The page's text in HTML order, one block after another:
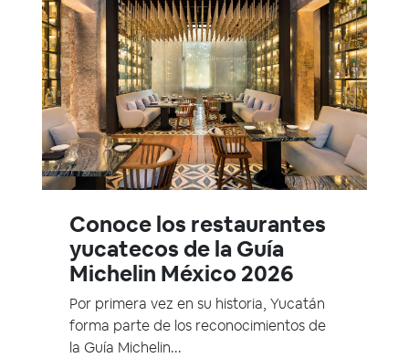
Conoce los restaurantes
yucatecos de la Guía
Michelin México 2026
Por primera vez en su historia, Yucatán
forma parte de los reconocimientos de
la Guía Michelin...